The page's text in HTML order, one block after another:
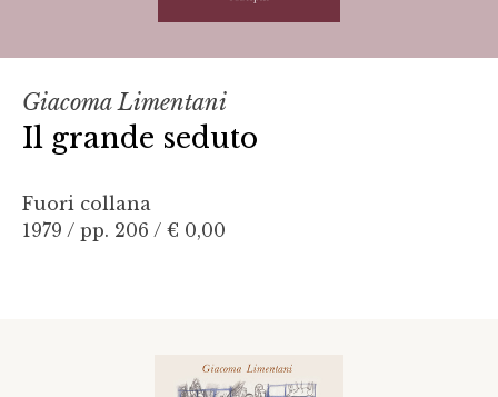
Giacoma Limentani
Il grande seduto
Fuori collana
1979 / pp. 206 / € 0,00